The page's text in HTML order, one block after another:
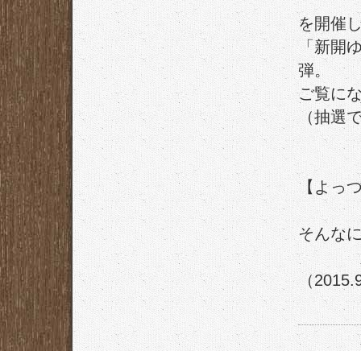
を開催
「新開
弾。
ご覧に
（抽選
【よっ
そんな
（